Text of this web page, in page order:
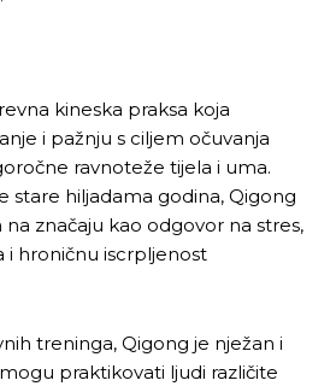
kineska praksa koja
i pažnju s ciljem očuvanja
ravnoteže tijela i uma.
stare hiljadama godina, Qigong
na značaju kao odgovor na stres,
i hroničnu iscrpljenost
treninga, Qigong je nježan i
praktikovati ljudi različite